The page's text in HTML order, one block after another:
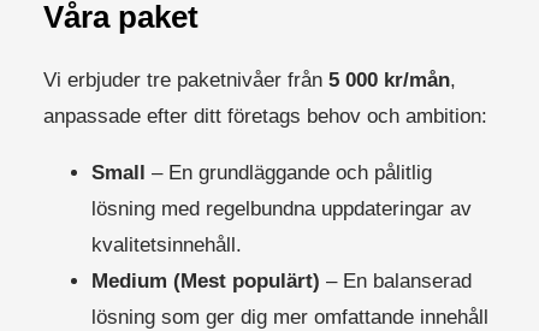
Våra paket
Vi erbjuder tre paketnivåer från 5 000 kr/mån,
anpassade efter ditt företags behov och ambition:
Small
– En grundläggande och pålitlig
lösning med regelbundna uppdateringar av
kvalitetsinnehåll.
Medium (Mest populärt) – En balanserad
lösning som ger dig mer omfattande innehåll